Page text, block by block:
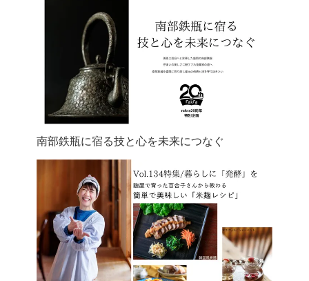
南部鉄瓶に宿る技と心を未来につなぐ